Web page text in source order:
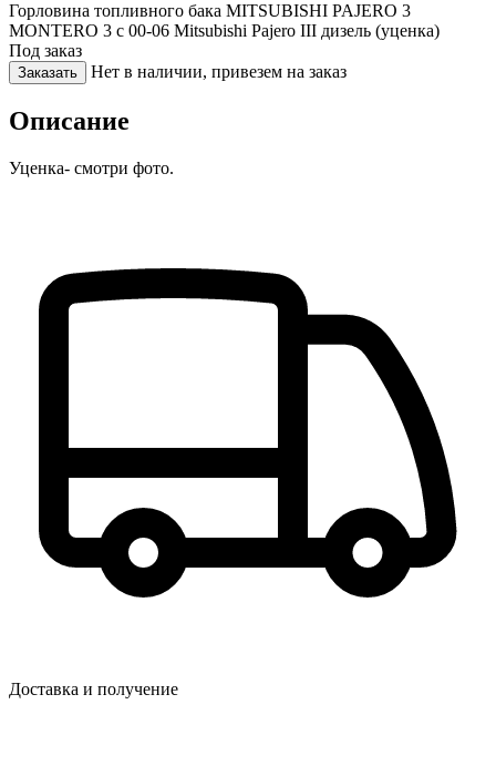
Горловина топливного бака MITSUBISHI PAJERO 3
MONTERO 3 c 00-06 Mitsubishi Pajero III дизель (уценка)
Под заказ
Заказать Нет в наличии, привезем на заказ
Описание
Уценка- смотри фото.
Доставка и получение